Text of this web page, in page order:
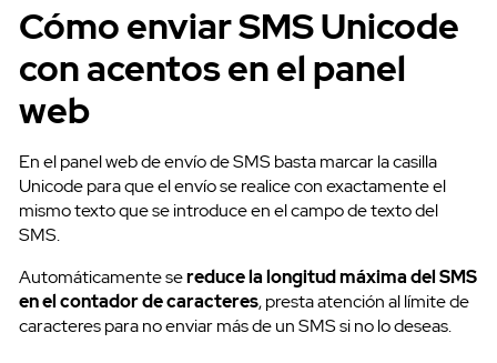
Ayuda
Cómo enviar SMS Unicode
con acentosen el panel
web
En el panel web de envío de SMS basta marcar la casilla
Unicode para que el envío se realice con exactamente el
mismo texto que se introduce en el campo de texto del
SMS.
Automáticamente sereduce la longitud máxima del SMS
en el contador de caracteres, presta atención al límite de
caracteres para no enviar más de un SMS si no lo deseas.